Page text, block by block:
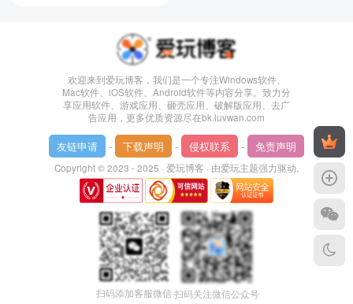
欢迎来到爱玩博客，我们是一个专注Windows软件、
Mac软件、iOS软件、Android软件等内容分享。致力分
享应用软件、游戏应用、砸壳应用、破解版应用、去广
告应用，更多优质资源尽在bk.luvwan.com
友链申请 - 下载声明 - 侵权联系 - 免责声明
Copyright © 2023 - 2025 · 爱玩博客 · 由爱玩主题强力驱动.
扫码添加客服微信扫码关注微信公众号